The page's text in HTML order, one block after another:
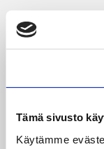
Tämä sivusto
Käytämme